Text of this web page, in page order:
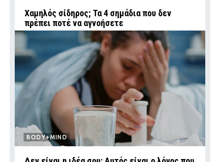
Χαμηλός σίδηρος; Τα 4 σημάδια που δεν
πρέπει ποτέ να αγνοήσετε
BODY+MIND